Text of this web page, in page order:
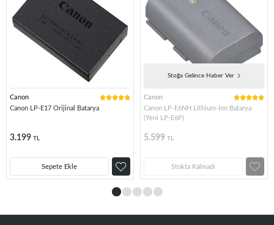
Canon
Canon LP-E17 Orijinal Batarya
3.199 TL
Sepete Ekle
Stoğa Gelince Haber Ver
Canon
Canon LP-E6NH Lithium-Ion Batarya
(Yeni LP-E6P)
5.599 TL
Stokta Kalmadı